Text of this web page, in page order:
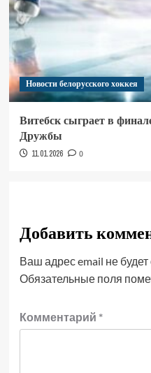
Новости белорусского хоккея
Витебск сыграет в
Дружбы
11.01.2026 0
Добавить
Ваш адрес email не будет
Обязательные поля
Комментарий *